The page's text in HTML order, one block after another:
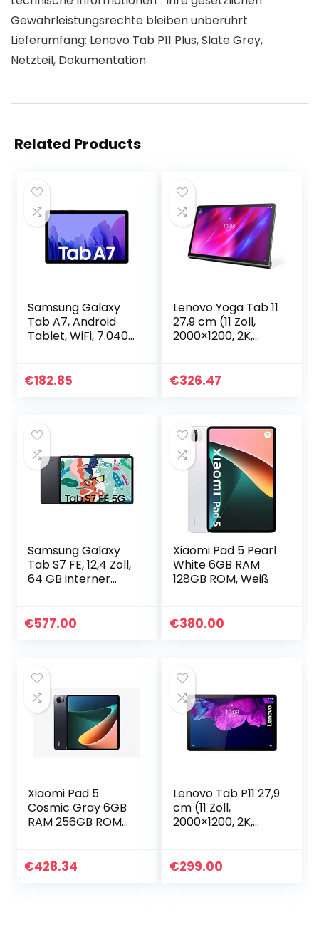
Gewährleistungsrechte bleiben unberührt
Lieferumfang: Lenovo Tab P11 Plus, Slate Grey,
Netzteil, Dokumentation
Related Products
Samsung Galaxy
Tab A7, Android
Tablet, WiFi, 7.040
Lautsprecher, 32
€182.85
Lenovo Yoga Tab 11
27,9 cm (11 Zoll,
2000×1200, 2K,
(OctaCore, 4GB
€326.47
Samsung Galaxy
Tab S7 FE, 12,4 Zoll,
64 GB interner
Tablet inklusive S
€577.00
Xiaomi Pad 5 Pearl
White 6GB RAM
128GB ROM, Weiß
€380.00
Xiaomi Pad 5
Cosmic Gray 6GB
RAM 256GB ROM
€428.34
Lenovo Tab P11 27,9
cm (11 Zoll,
2000×1200, 2K,
(OctaCore, 4GB
€299.00